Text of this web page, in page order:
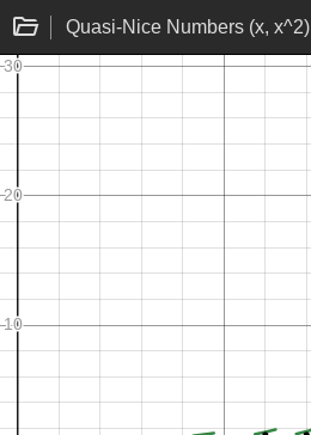
Quasi-Nice Numbers (x, x^2)